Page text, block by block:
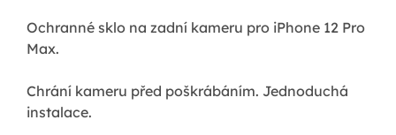
Ochranné sklo na zadní kameru pro iPhone 12 Pro
Max.
Chrání kameru před poškrábáním. Jednoduchá
instalace.